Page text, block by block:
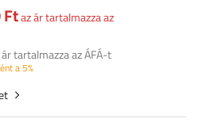
Ftaz ár tartalmazza az
tartalmazza az ÁFÁ-t
a 5%